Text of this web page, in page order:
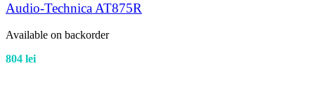
Audio-Technica AT875R
Available on backorder
804 lei